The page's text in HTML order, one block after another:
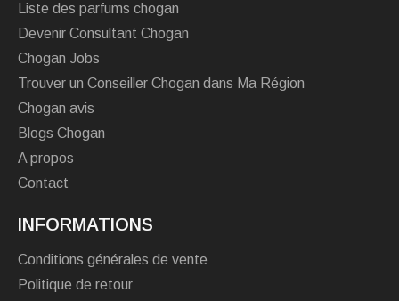
Liste des parfums chogan
Devenir Consultant Chogan
Chogan Jobs
Trouver un Conseiller Chogan dans Ma Région
Chogan avis
Blogs Chogan
A propos
Contact
INFORMATIONS
Conditions générales de vente
Politique de retour